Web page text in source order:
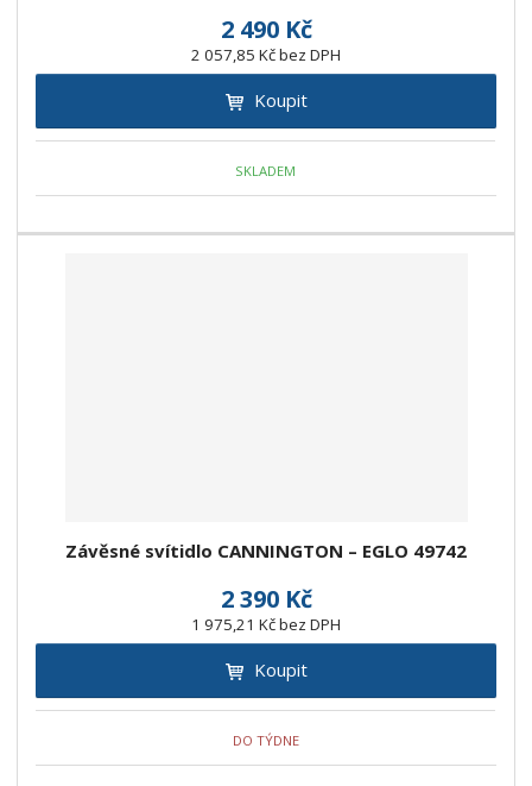
2 490 Kč
2 057,85 Kč bez DPH
Koupit
SKLADEM
Závěsné svítidlo CANNINGTON – EGLO 49742
2 390 Kč
1 975,21 Kč bez DPH
Koupit
DO TÝDNE